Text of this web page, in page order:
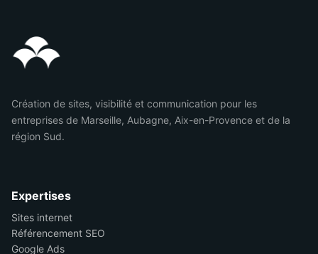
Création de sites, visibilité et communication pour les
entreprises de Marseille, Aubagne, Aix-en-Provence et de la
région Sud.
Expertises
Sites internet
Référencement SEO
Google Ads